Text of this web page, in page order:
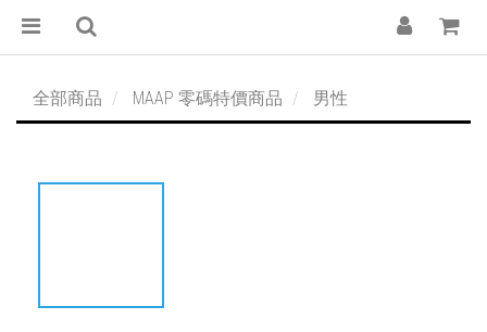
全部商品 MAAP 零碼特價商品 男性